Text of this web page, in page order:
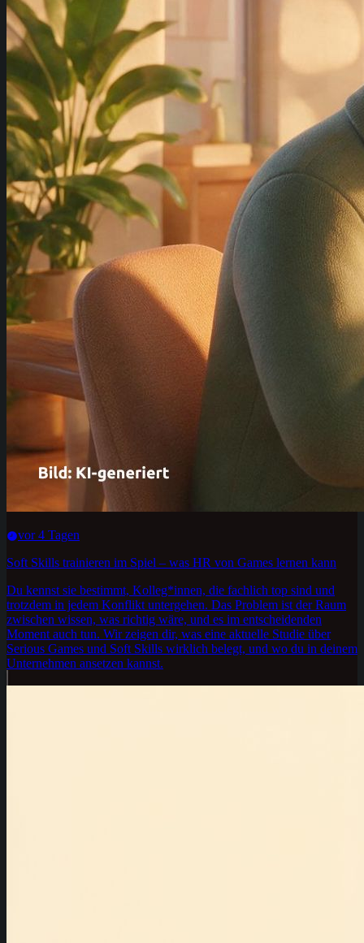
vor 4 Tagen
Soft Skills trainieren im Spiel – was HR von Games lernen kann
Du kennst sie bestimmt, Kolleg*innen, die fachlich top sind und
trotzdem in jedem Konflikt untergehen. Das Problem ist der Raum
zwischen wissen, was richtig wäre, und es im entscheidenden
Moment auch tun. Wir zeigen dir, was eine aktuelle Studie über
Serious Games und Soft Skills wirklich belegt, und wo du in deinem
Unternehmen ansetzen kannst.